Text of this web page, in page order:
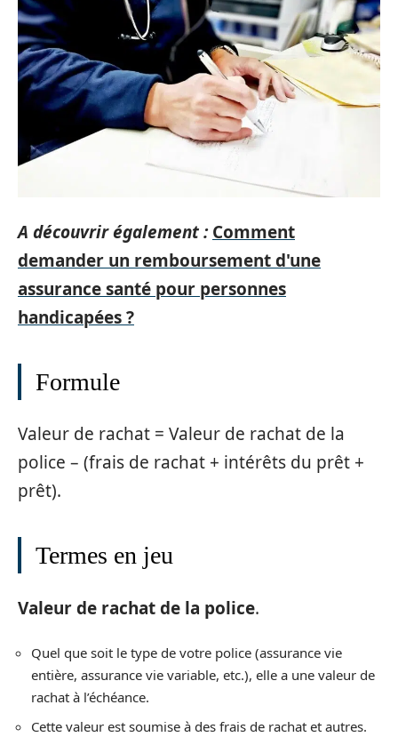
A découvrir également : Comment
demander un remboursement d'une
assurance santé pour personnes
handicapées ?
Formule
Valeur de rachat = Valeur de rachat de la
police – (frais de rachat + intérêts du prêt +
prêt).
Termes en jeu
Valeur de rachat de la police.
Quel que soit le type de votre police (assurance vie
entière, assurance vie variable, etc.), elle a une valeur de
rachat à l’échéance.
Cette valeur est soumise à des frais de rachat et autres.